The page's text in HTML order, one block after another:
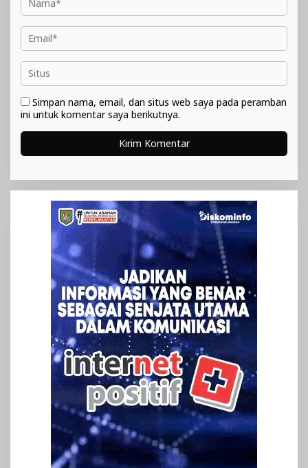
Simpan nama, email, dan situs web saya pada peramban
ini untuk komentar saya berikutnya.